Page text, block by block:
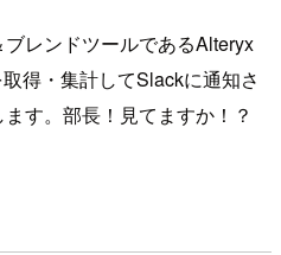
レンドツールであるAlteryx
得・集計してSlackに通知さ
す。部長！見てますか！？